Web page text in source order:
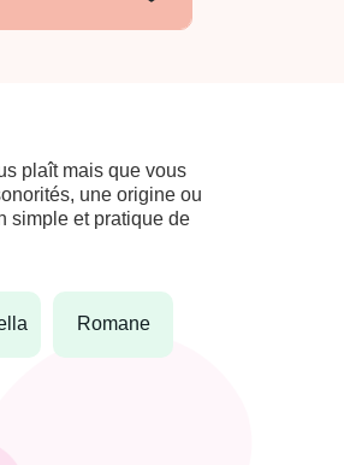
plaît mais que vous
une origine ou
simple et pratique de
romane